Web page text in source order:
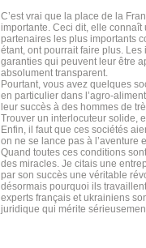
C’est vrai que la place de la
importante. Ceci dit, elle
partenaires les plus importants
étant, ont pourrait faire plus.
garanties qui peuvent leur être
absolument transparent.
Pourtant, vous avez quelques
en particulier dans l’agro-
leur succès à des hommes de
Trouver un interlocuteur solide,
Enfin, il faut que ces sociétés
on ne se lance pas à l’aventure
Quand toutes ces conditions
des miracles. Je citais une
par son succès une véritable
désormais pourquoi ils
experts français et ukrainiens
juridique qui mérite